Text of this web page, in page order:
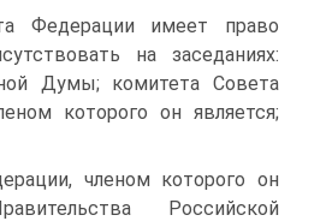
Федерации имеет право
на заседаниях:
Думы; комитета Совета
которого он является;
членом которого он
Российской